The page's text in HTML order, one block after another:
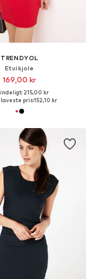
TRENDYOL
Etuikjole
169,00 kr
215,00 kr
pris:152,10 kr